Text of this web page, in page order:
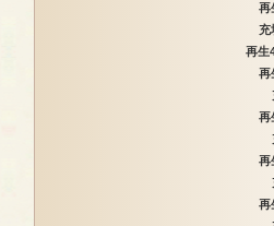
再
充
再生
再
再
再
再